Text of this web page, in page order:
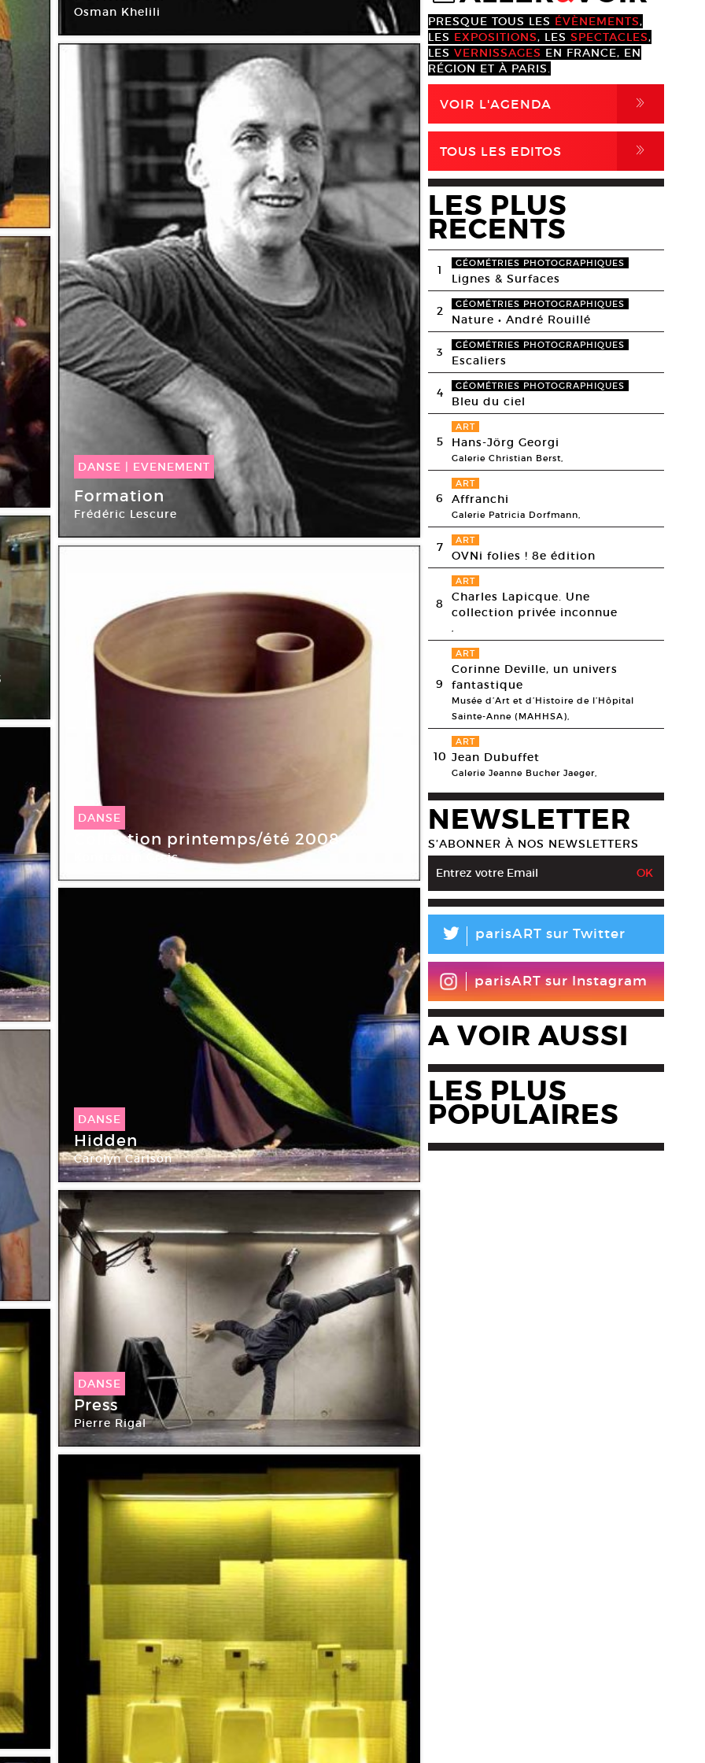
Osman Khelili
DANSE | EVENEMENT
14 Juil -18 Juil 2008
Formation
Frédéric Lescure
DANSE
Collection printemps/été 2008
Konstantin Grcic
DANSE
Hidden
Carolyn Carlson
DANSE
Press
Pierre Rigal
PRESQUE TOUS LES ÉVÈNEMENTS,
LES EXPOSITIONS, LES SPECTACLES,
LES VERNISSAGES EN FRANCE, EN
RÉGION ET À PARIS.
VOIR L'AGENDA ,
TOUS LES EDITOS ,
LES PLUS
RECENTS
1 GÉOMÉTRIES PHOTOGRAPHIQUES
Lignes & Surfaces
2 GÉOMÉTRIES PHOTOGRAPHIQUES
Nature • André Rouillé
3 GÉOMÉTRIES PHOTOGRAPHIQUES
Escaliers
4 GÉOMÉTRIES PHOTOGRAPHIQUES
Bleu du ciel
5
ART
Hans-Jörg Georgi
Galerie Christian Berst,
6
ART
Affranchi
Galerie Patricia Dorfmann,
7 ART
OVNi folies ! 8e édition
8
ART
Charles Lapicque. Une
collection privée inconnue
,
9
ART
Corinne Deville, un univers
fantastique
Musée d’Art et d’Histoire de l’Hôpital
Sainte-Anne (MAHHSA),
10
ART
Jean Dubuffet
Galerie Jeanne Bucher Jaeger,
NEWSLETTER
S’ABONNER À NOS NEWSLETTERS
L parisART sur Twitter
parisART sur Instagram
A VOIR AUSSI
LES PLUS
POPULAIRES